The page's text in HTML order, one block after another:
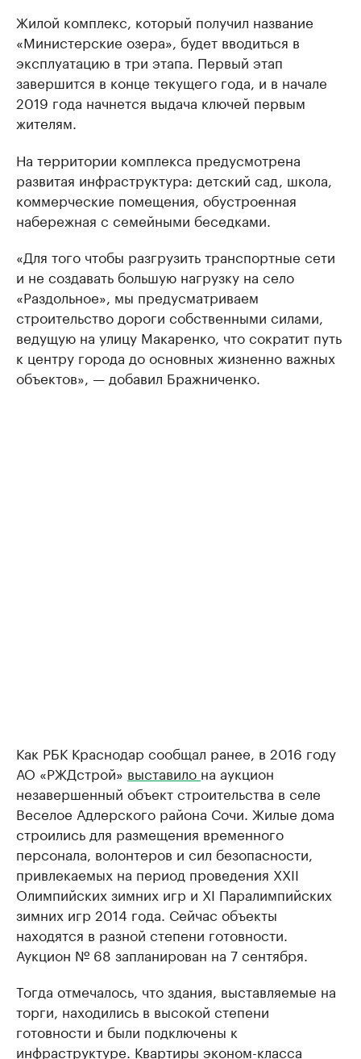
Жилой комплекс, который получил название
«Министерские озера», будет вводиться в
эксплуатацию в три этапа. Первый этап
завершится в конце текущего года, и в начале
2019 года начнется выдача ключей первым
жителям.
На территории комплекса предусмотрена
развитая инфраструктура: детский сад, школа,
коммерческие помещения, обустроенная
набережная с семейными беседками.
«Для того чтобы разгрузить транспортные сети
и не создавать большую нагрузку на село
«Раздольное», мы предусматриваем
строительство дороги собственными силами,
ведущую на улицу Макаренко, что сократит путь
к центру города до основных жизненно важных
объектов», — добавил Бражниченко.
Как РБК Краснодар сообщал ранее, в 2016 году
АО «РЖДстрой» выставило на аукцион
незавершенный объект строительства в селе
Веселое Адлерского района Сочи. Жилые дома
строились для размещения временного
персонала, волонтеров и сил безопасности,
привлекаемых на период проведения ХХII
Олимпийских зимних игр и ХI Паралимпийских
зимних игр 2014 года. Сейчас объекты
находятся в разной степени готовности.
Аукцион № 68 запланирован на 7 сентября.
Тогда отмечалось, что здания, выставляемые на
торги, находились в высокой степени
готовности и были подключены к
инфраструктуре. Квартиры эконом-класса